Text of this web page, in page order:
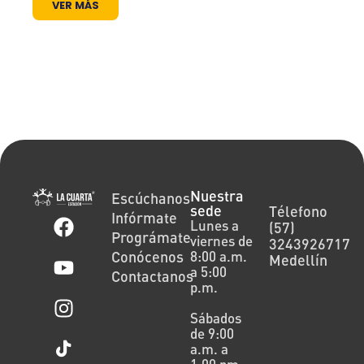
VER MÁS
Escúchanos
Infórmate
Prográmate
Conócenos
Contactanos
Nuestra
sede
Lunes a
viernes de
8:00 a.m.
a 5:00
p.m.
Sábados
de 9:00
a.m. a
Télefono
(57)
3243926717
Medellín